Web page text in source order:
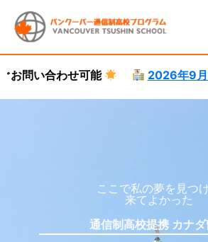
content
能 2026年9月・2027年2月公
ここで私の夢を見つ
来てよかった
通信制高校提携 カナ